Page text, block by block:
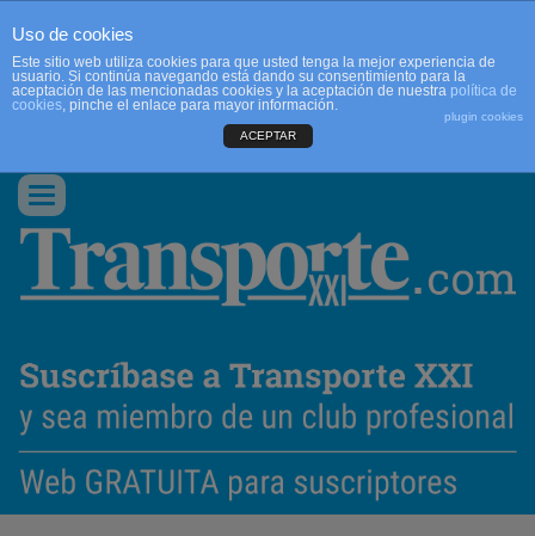
CONTACTO
Conmutar
navegación
Uso de cookies
Este sitio web utiliza cookies para que usted tenga la mejor experiencia de
usuario. Si continúa navegando está dando su consentimiento para la
aceptación de las mencionadas cookies y la aceptación de nuestra política de
cookies, pinche el enlace para mayor información.
plugin cookies
ACEPTAR